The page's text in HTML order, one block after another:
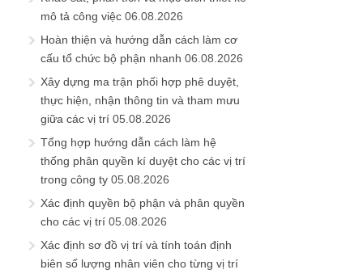
mô tả công việc 06.08.2026
Hoàn thiện và hướng dẫn cách làm cơ
cấu tổ chức bộ phận nhanh 06.08.2026
Xây dựng ma trận phối hợp phê duyệt,
thực hiện, nhận thông tin và tham mưu
giữa các vị trí 05.08.2026
Tổng hợp hướng dẫn cách làm hệ
thống phân quyền kí duyệt cho các vị trí
trong công ty 05.08.2026
Xác định quyền bộ phận và phân quyền
cho các vị trí 05.08.2026
Xác định sơ đồ vị trí và tính toán định
biên số lượng nhân viên cho từng vị trí